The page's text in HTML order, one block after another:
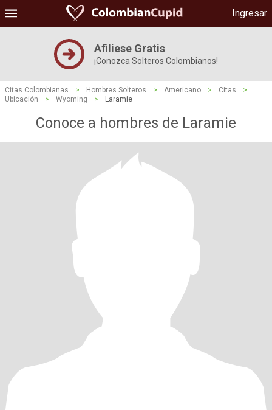
Ingresar
Afiliese Gratis
¡Conozca Solteros Colombianos!
Citas Colombianas > Hombres Solteros > Americano > Citas
>
Ubicación
> Wyoming > Laramie
Conoce a hombres de Laramie